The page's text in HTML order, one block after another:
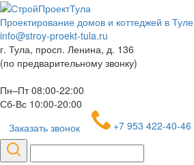
Проектирование домов и коттеджей в Туле
info@stroy-proekt-tula.ru
г. Тула, просп. Ленина, д. 136
(по предварительному звонку)
Пн–Пт 08:00-22:00
Сб-Вс 10:00-20:00
Заказать звонок
+7 953 422-40-46